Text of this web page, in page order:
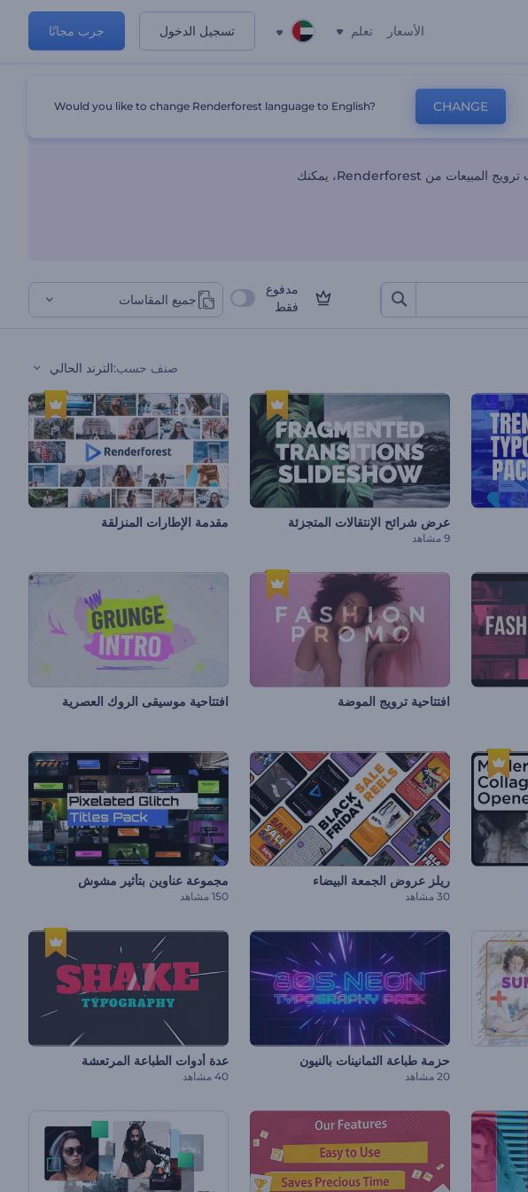
الأسعار تعلم تسجيل الدخول جرب مجانًا
استفد من عروضك الموسمية وتميز بفيديو ترويجي موسمي. مع قالب ترويج المبيعات من Renderforest، يمكنك
مدفوع
فقط
جميع المقاسات
صنف حسب:الترند الحالي
عرض شرائح الإنتقالات المتجزئة
9 مشاهد
مقدمة الإطارات المنزلقة
افتتاحية ترويج الموضة افتتاحية موسيقى الروك العصرية
ريلز عروض الجمعة البيضاء
30 مشاهد
مجموعة عناوين بتأثير مشوش
150 مشاهد
حزمة طباعة الثمانينات بالنيون
20 مشاهد
عدة أدوات الطباعة المرتعشة
40 مشاهد
Would you like to change Renderforest language to English? CHANGE